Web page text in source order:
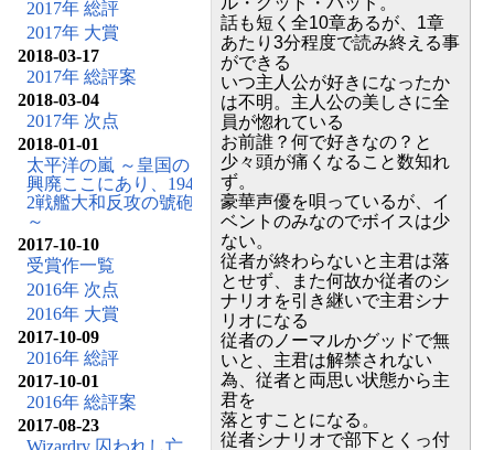
2017年 総評
2017年 大賞
2018-03-17
2017年 総評案
2018-03-04
2017年 次点
2018-01-01
太平洋の嵐 ～皇国の
興廃ここにあり、194
2戦艦大和反攻の號砲
～
2017-10-10
受賞作一覧
2016年 次点
2016年 大賞
2017-10-09
2016年 総評
2017-10-01
2016年 総評案
2017-08-23
Wizardry 囚われし亡
話も短く全10章あるが、1章
あたり3分程度で読み終える事
ができる
いつ主人公が好きになったか
は不明。主人公の美しさに全
員が惚れている
お前誰？何で好きなの？と
少々頭が痛くなること数知れ
ず。
豪華声優を唄っているが、イ
ベントのみなのでボイスは少
ない。
従者が終わらないと主君は落
とせず、また何故か従者のシ
ナリオを引き継いで主君シナ
リオになる
従者のノーマルかグッドで無
いと、主君は解禁されない
為、従者と両思い状態から主
君を
落とすことになる。
従者シナリオで部下とくっ付